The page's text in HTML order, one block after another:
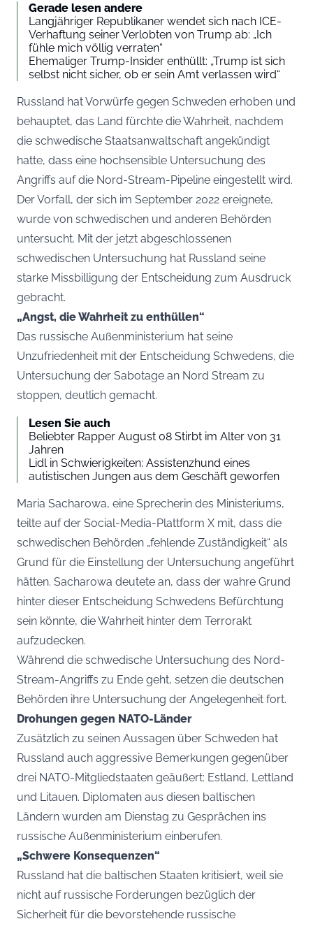
Gerade lesen andere
Langjähriger Republikaner wendet sich nach ICE-
Verhaftung seiner Verlobten von Trump ab: „Ich
fühle mich völlig verraten“
Ehemaliger Trump-Insider enthüllt: „Trump ist sich
selbst nicht sicher, ob er sein Amt verlassen wird“
Russland hat Vorwürfe gegen Schweden erhoben und
behauptet, das Land fürchte die Wahrheit, nachdem
die schwedische Staatsanwaltschaft angekündigt
hatte, dass eine hochsensible Untersuchung des
Angriffs auf die Nord-Stream-Pipeline eingestellt wird.
Der Vorfall, der sich im September 2022 ereignete,
wurde von schwedischen und anderen Behörden
untersucht. Mit der jetzt abgeschlossenen
schwedischen Untersuchung hat Russland seine
starke Missbilligung der Entscheidung zum Ausdruck
gebracht.
„Angst, die Wahrheit zu enthüllen“
Das russische Außenministerium hat seine
Unzufriedenheit mit der Entscheidung Schwedens, die
Untersuchung der Sabotage an Nord Stream zu
stoppen, deutlich gemacht.
Lesen Sie auch
Beliebter Rapper August 08 Stirbt im Alter von 31
Jahren
Lidl in Schwierigkeiten: Assistenzhund eines
autistischen Jungen aus dem Geschäft geworfen
Maria Sacharowa, eine Sprecherin des Ministeriums,
teilte auf der Social-Media-Plattform X mit, dass die
schwedischen Behörden „fehlende Zuständigkeit“ als
Grund für die Einstellung der Untersuchung angeführt
hätten. Sacharowa deutete an, dass der wahre Grund
hinter dieser Entscheidung Schwedens Befürchtung
sein könnte, die Wahrheit hinter dem Terrorakt
aufzudecken.
Während die schwedische Untersuchung des Nord-
Stream-Angriffs zu Ende geht, setzen die deutschen
Behörden ihre Untersuchung der Angelegenheit fort.
Drohungen gegen NATO-Länder
Zusätzlich zu seinen Aussagen über Schweden hat
Russland auch aggressive Bemerkungen gegenüber
drei NATO-Mitgliedstaaten geäußert: Estland, Lettland
und Litauen. Diplomaten aus diesen baltischen
Ländern wurden am Dienstag zu Gesprächen ins
russische Außenministerium einberufen.
„Schwere Konsequenzen“
Russland hat die baltischen Staaten kritisiert, weil sie
nicht auf russische Forderungen bezüglich der
Sicherheit für die bevorstehende russische